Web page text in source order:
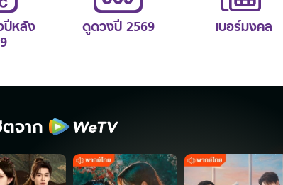
ปีหลัง
ดูดวงปี 2569 เบอร์มงคล
จาก